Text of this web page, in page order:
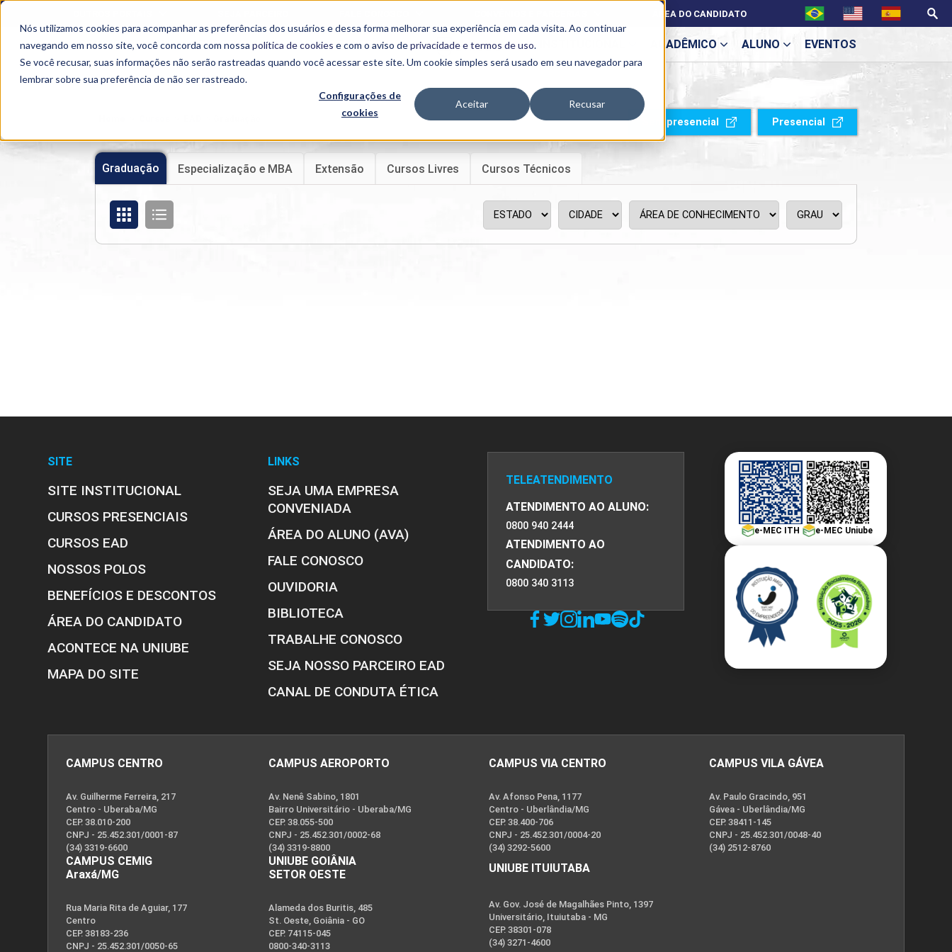
Nós utilizamos cookies para acompanhar as preferências dos usuários e dessa forma melhorar sua experiência em cada visita. Ao continuar
navegando em nosso site, você concorda com nossa política de cookies e com o aviso deprivacidade e termos de uso.
Se você recusar, suas informações não serão rastreadas quando você acessar este site. Um cookie simples será usado em seu navegador para
lembrar sobre sua preferência de não ser rastreado.
Configurações de
cookies
Aceitar Recusar
SEMIPRESENCIAL PRESENCIAL EAD BENEFÍCIOS ACADÊMICO
Acadêmicos
PROEST
PAE
Programas de
Pesquisa e
MPHU
ALUNO EVENTOS
ÁREA DO CANDIDATO
Semipresencial Presencial
Graduação Especialização e MBA Extensão Cursos Livres Cursos Técnicos
SITE
SITE INSTITUCIONAL
CURSOS PRESENCIAIS
CURSOS EAD
NOSSOS POLOS
BENEFÍCIOS E DESCONTOS
ÁREA DO CANDIDATO
ACONTECE NA UNIUBE
MAPA DO SITE
LINKS
SEJA UMA EMPRESA
CONVENIADA
ÁREA DO ALUNO (AVA)
FALE CONOSCO
OUVIDORIA
BIBLIOTECA
TRABALHE CONOSCO
SEJA NOSSO PARCEIRO EAD
CANAL DE CONDUTA ÉTICA
TELEATENDIMENTO
ATENDIMENTO AO ALUNO:
0800 940 2444
ATENDIMENTO AO
CANDIDATO:
0800 340 3113
e-MEC ITH e-MEC Uniube
CAMPUS CENTRO
Av. Guilherme Ferreira, 217
Centro - Uberaba/MG
CEP. 38.010-200
CNPJ - 25.452.301/0001-87
(34) 3319-6600
CAMPUS CEMIG
Araxá/MG
Rua Maria Rita de Aguiar, 177
Centro
CEP. 38183-236
CNPJ - 25.452.301/0050-65
CAMPUS AEROPORTO
Av. Nenê Sabino, 1801
Bairro Universitário - Uberaba/MG
CEP. 38.055-500
CNPJ - 25.452.301/0002-68
(34) 3319-8800
UNIUBE GOIÂNIA
SETOR OESTE
Alameda dos Buritis, 485
St. Oeste, Goiânia - GO
CEP. 74115-045
0800-340-3113
CAMPUS VIA CENTRO
Av. Afonso Pena, 1177
Centro - Uberlândia/MG
CEP. 38.400-706
CNPJ - 25.452.301/0004-20
(34) 3292-5600
UNIUBE ITUIUTABA
Av. Gov. José de Magalhães Pinto, 1397
Universitário, Ituiutaba - MG
CEP. 38301-078
(34) 3271-4600
CAMPUS VILA GÁVEA
Av. Paulo Gracindo, 951
Gávea - Uberlândia/MG
CEP. 38411-145
CNPJ - 25.452.301/0048-40
(34) 2512-8760